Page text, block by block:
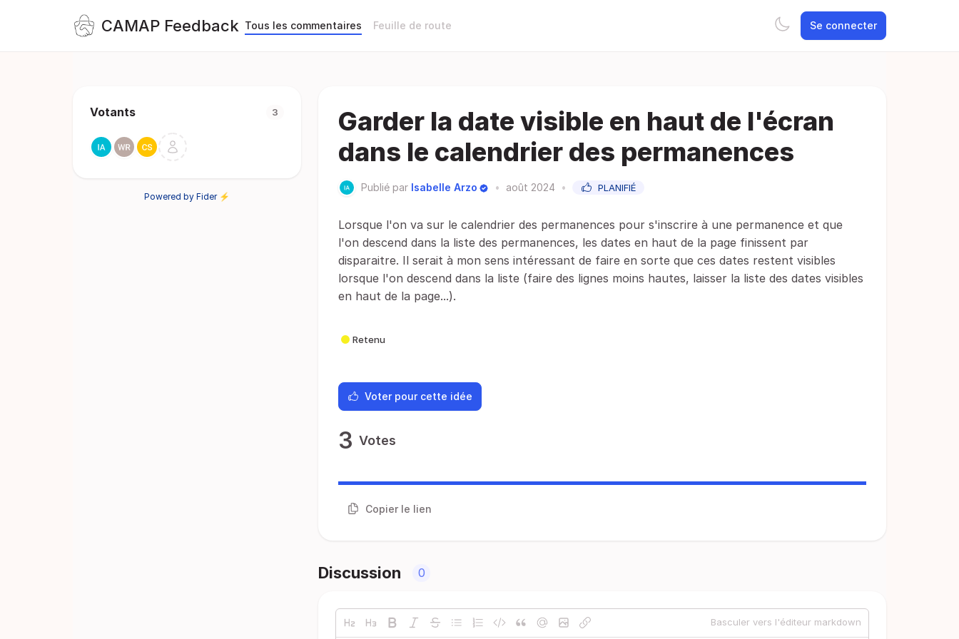
CAMAP Feedback Tous les commentaires Feuille de route Se connecter
Votants 3
Powered by Fider ⚡
Garder la date visible en haut de l'écran
dans le calendrier des permanences
Publié par Isabelle Arzo • août 2024 • PLANIFIÉ
Lorsque l'on va sur le calendrier des permanences pour s'inscrire à une permanence et que
l'on descend dans la liste des permanences, les dates en haut de la page finissent par
disparaitre. Il serait à mon sens intéressant de faire en sorte que ces dates restent visibles
lorsque l'on descend dans la liste (faire des lignes moins hautes, laisser la liste des dates visibles
en haut de la page...).
Retenu
Voter pour cette idée
3 Votes
Copier le lien
Discussion 0
Basculer vers l'éditeur markdown